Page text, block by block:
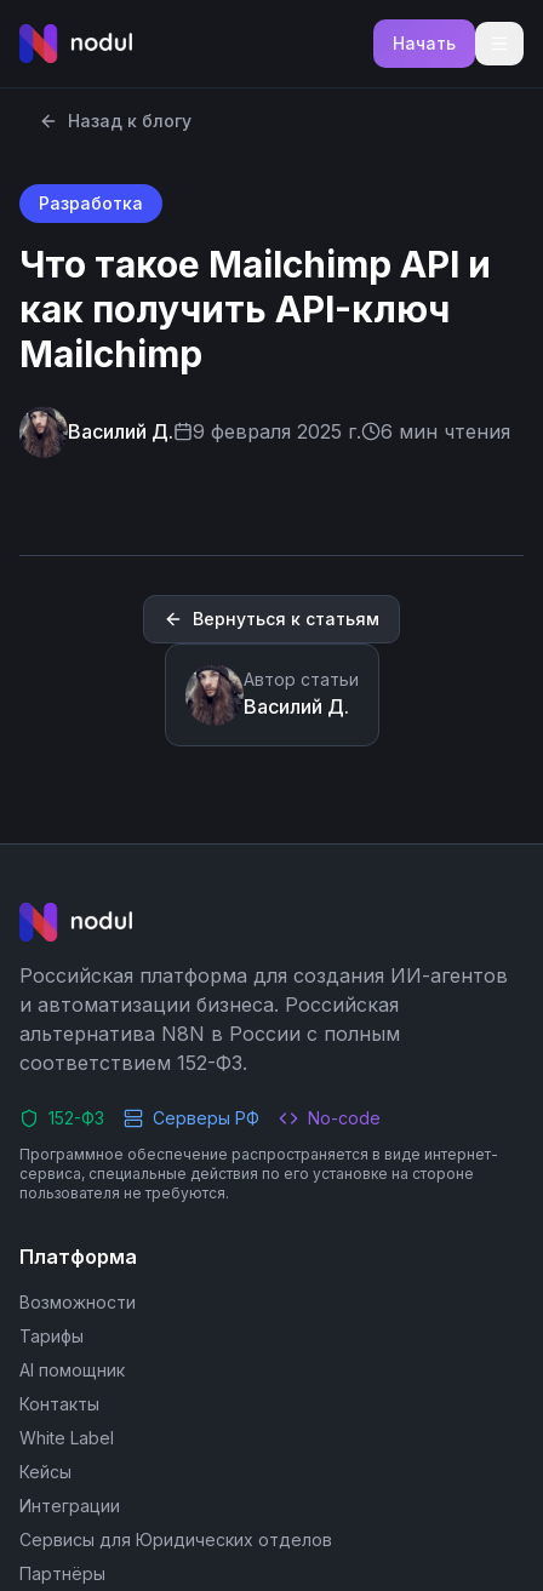
Начать
Назад к блогу
Разработка
Что такое Mailchimp API и
как получить API-ключ
Mailchimp
Василий Д. 9 февраля 2025 г. 6 мин чтения
Вернуться к статьям
Автор статьи
Василий Д.
Российская платформа для создания ИИ-агентов
и автоматизации бизнеса. Российская
альтернатива N8N в России с полным
соответствием 152-ФЗ.
152-ФЗ Серверы РФ No-code
Программное обеспечение распространяется в виде интернет-
сервиса, специальные действия по его установке на стороне
пользователя не требуются.
Платформа
Возможности
Тарифы
AI помощник
Контакты
White Label
Кейсы
Интеграции
Сервисы для Юридических отделов
Партнёры